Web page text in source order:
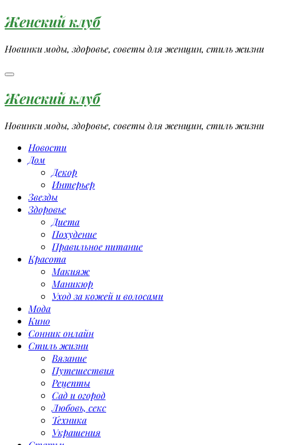
Перейти
к
содержимому
Женский клуб
Новинки моды, здоровье, советы для женщин, стиль жизни
Женский клуб
Новинки моды, здоровье, советы для женщин, стиль жизни
Новости
Дом
Декор
Интерьер
Звезды
Здоровье
Диета
Похудение
Правильное питание
Красота
Макияж
Маникюр
Уход за кожей и волосами
Мода
Кино
Сонник онлайн
Стиль жизни
Вязание
Путешествия
Рецепты
Сад и огород
Любовь, секс
Техника
Украшения